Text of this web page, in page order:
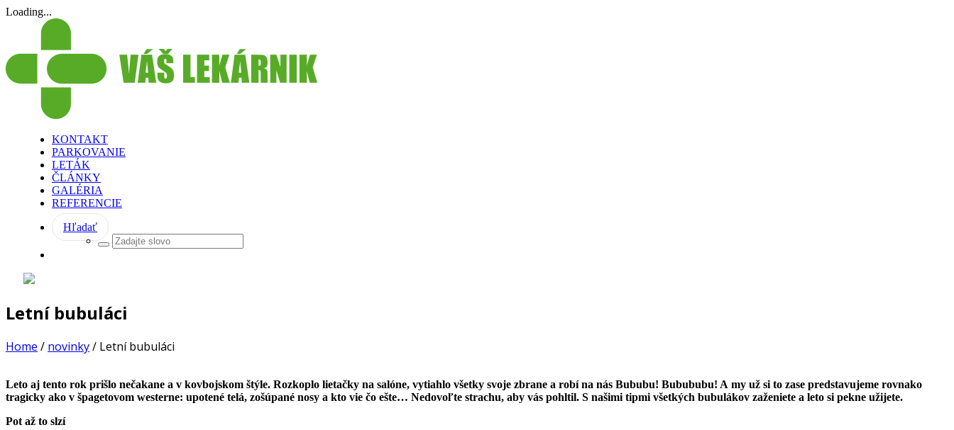
Loading...
KONTAKT
PARKOVANIE
LETÁK
ČLÁNKY
GALÉRIA
REFERENCIE
Hľadať
Letní bubuláci
Home / novinky/ Letní bubuláci
Leto aj tento rok prišlo nečakane a v kovbojskom štýle. Rozkoplo lietačky na salóne, vytiahlo všetky svoje zbrane a robí na nás Bububu! Bubububu! A my už si to zase predstavujeme rovnako
tragicky ako v špagetovom westerne: upotené telá, zošúpané nosy a kto vie čo ešte… Nedovoľte strachu, aby vás pohltil. S našimi tipmi všetkých bubulákov zaženiete a leto si pekne užijete.
Pot až to slzí